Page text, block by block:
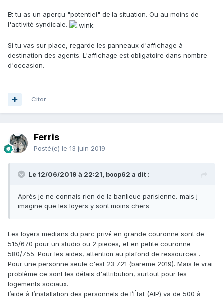
Et tu as un aperçu "potentiel" de la situation. Ou au moins de
l'activité syndicale.
Si tu vas sur place, regarde les panneaux d'affichage à
destination des agents. L'affichage est obligatoire dans nombre
d'occasion.
Citer
Ferris
Posté(e) le 13 juin 2019
Le 12/06/2019 à 22:21, boop62 a dit :
Après je ne connais rien de la banlieue parisienne, mais j
imagine que les loyers y sont moins chers
Les loyers medians du parc privé en grande couronne sont de
515/670 pour un studio ou 2 pieces, et en petite couronne
580/755. Pour les aides, attention au plafond de ressources .
Pour une personne seule c'est 23 721 (bareme 2019). Mais le vrai
problème ce sont les délais d'attribution, surtout pour les
logements sociaux.
l’aide à l’installation des personnels de l’État (AIP) va de 500 à